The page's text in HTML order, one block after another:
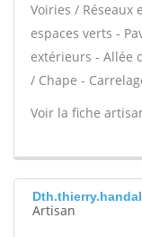
Voiries / Réseaux
espaces verts -
extérieurs - Allée
/ Chape -
Voir la fiche
Artisan